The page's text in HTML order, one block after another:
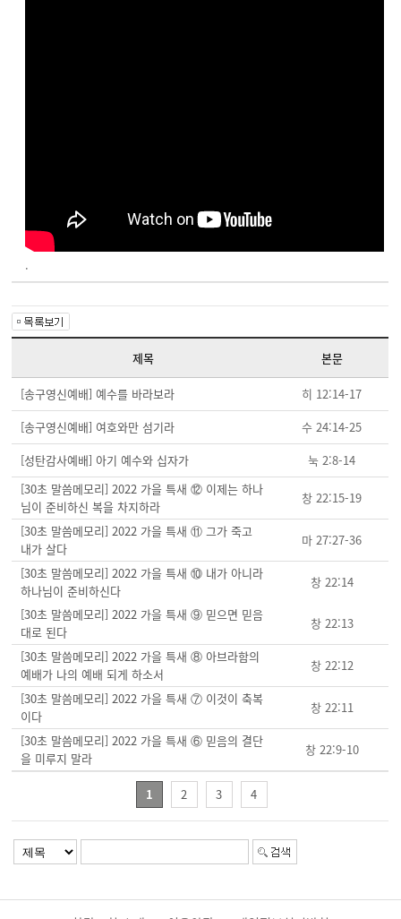
.
제목 본문
[송구영신예배] 예수를 바라보라
히 12:14-17
[송구영신예배] 여호와만 섬기라
수 24:14-25
[성탄감사예배] 아기 예수와 십자가
눅 2:8-14
[30초 말씀메모리] 2022 가을 특새 ⑫ 이제는 하나
님이 준비하신 복을 차지하라
창 22:15-19
[30초 말씀메모리] 2022 가을 특새 ⑪ 그가 죽고
내가 살다
마 27:27-36
[30초 말씀메모리] 2022 가을 특새 ⑩ 내가 아니라
하나님이 준비하신다
창 22:14
[30초 말씀메모리] 2022 가을 특새 ⑨ 믿으면 믿음
대로 된다
창 22:13
[30초 말씀메모리] 2022 가을 특새 ⑧ 아브라함의
예배가 나의 예배 되게 하소서
창 22:12
[30초 말씀메모리] 2022 가을 특새 ⑦ 이것이 축복
이다
창 22:11
[30초 말씀메모리] 2022 가을 특새 ⑥ 믿음의 결단
을 미루지 말라
창 22:9-10
1 2 3 4